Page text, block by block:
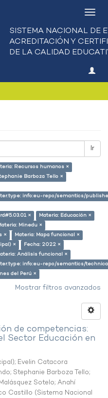
Ir
Recursos humanos ×
Barboza Tello ×
info:eu-repo/semantics/
×
Materia: Educación ×
Minedu ×
×
Materia: Mapa funcional ×
×
Fecha: 2022 ×
Análisis funcional ×
info:eu-repo/semantics/
del Perú ×
Mostrar filtros avanzados
de competencias:
Sector Educación en
; Evelin Catacora
; Stephanie Barboza Tello;
Sotelo; Anahí
Castillo (Sistema Nacional